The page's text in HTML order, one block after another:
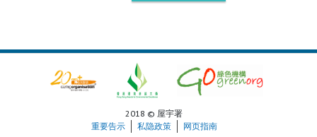
2018 © 屋宇署
重要告示
私隐政策 网页指南